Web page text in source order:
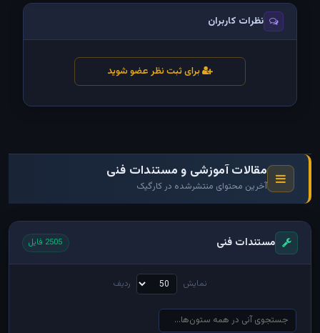
نظرات کاربران
برای ثبت نظر عضو شوید
مقالات آموزشی و مستندات فنی
آخرین محتوای منتشرشده در کارگیک
مستندات فنی 2505 فایل
نمایش ردیف